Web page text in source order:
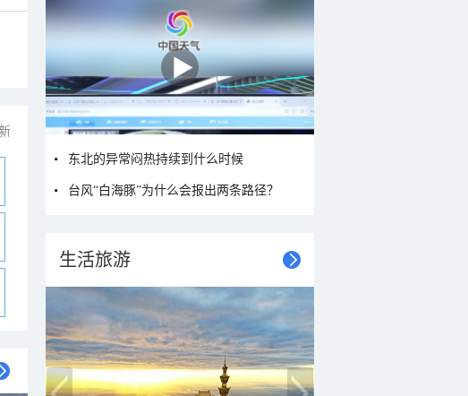
东北的异常闷热持续到什么时候
台风“白海豚”为什么会报出两条路径？
生活旅游